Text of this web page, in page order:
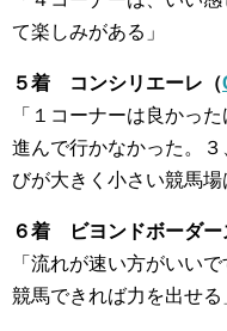
て楽しみがある」
５着 コンシリエーレ（
「１コーナーは良かっ
進んで行かなかった。
びが大きく小さい競馬場
６着 ビヨンドボーダー
「流れが速い方がいい
競馬できれば力を出せる